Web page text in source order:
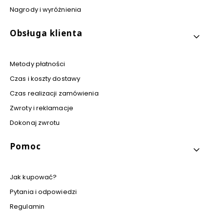
Nagrody i wyróżnienia
Obsługa klienta
Metody płatności
Czas i koszty dostawy
Czas realizacji zamówienia
Zwroty i reklamacje
Dokonaj zwrotu
Pomoc
Jak kupować?
Pytania i odpowiedzi
Regulamin